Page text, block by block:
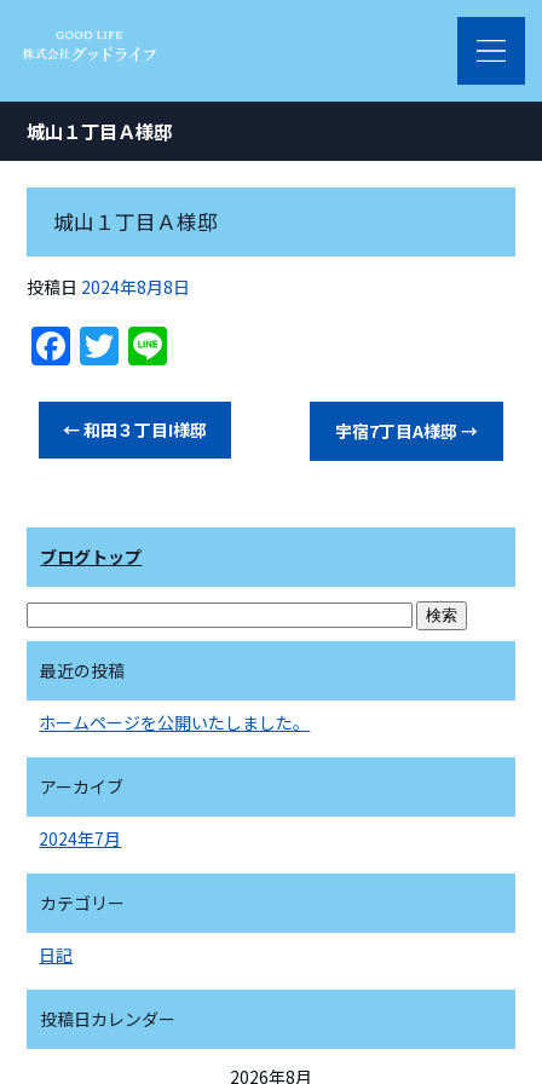
城山１丁目Ａ様邸
城山１丁目Ａ様邸
投稿日 2024年8月8日
F
a
c
e
o
o
k
T
w
itt
er
e
←和田３丁目I様邸 宇宿7丁目A様邸 →
ブログトップ
最近の投稿
ホームページを公開いたしました。
アーカイブ
2024年7月
カテゴリー
日記
投稿日カレンダー
2026年8月